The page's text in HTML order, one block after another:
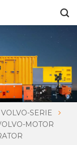
SERIE
MOTOR